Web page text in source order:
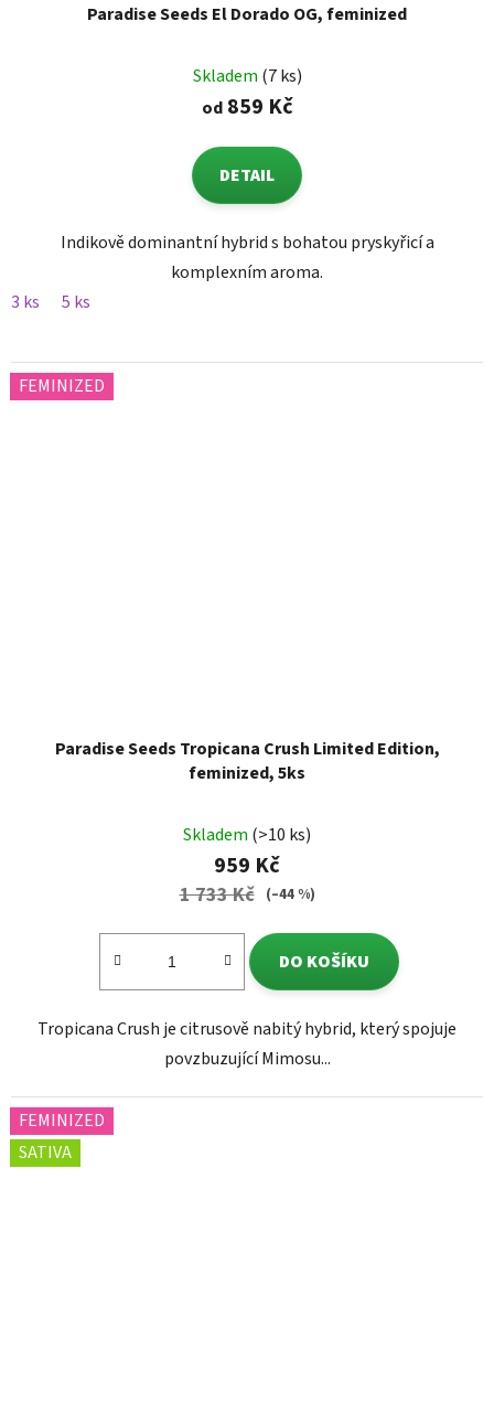
Paradise Seeds El Dorado OG, feminized
Skladem (7 ks)
od859 Kč
DETAIL
Indikově dominantní hybrid s bohatou pryskyřicí a
komplexním aroma.
3 ks
5 ks
FEMINIZED
Paradise Seeds Tropicana Crush Limited Edition,
feminized, 5ks
Skladem (>10 ks)
959 Kč
1 733 Kč (–44 %)
DO KOŠÍKU
Tropicana Crush je citrusově nabitý hybrid, který spojuje
povzbuzující Mimosu...
FEMINIZED
SATIVA